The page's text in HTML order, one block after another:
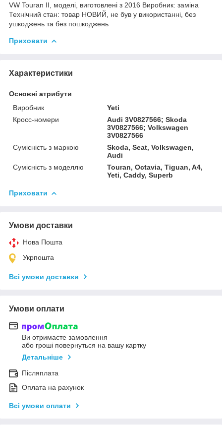
VW Touran II, моделі, виготовлені з 2016 Виробник: заміна
Технічний стан: товар НОВИЙ, не був у використанні, без
ушкоджень та без пошкоджень
Приховати
Характеристики
Основні атрибути
Виробник
Yeti
Кросс-номери
Audi 3V0827566; Skoda
3V0827566; Volkswagen
3V0827566
Сумісність з маркою
Skoda, Seat, Volkswagen,
Audi
Сумісність з моделлю
Touran, Octavia, Tiguan, A4,
Yeti, Caddy, Superb
Приховати
Умови доставки
Нова Пошта
Укрпошта
Всі умови доставки
Умови оплати
Ви отримаєте замовлення
або гроші повернуться на вашу картку
Детальніше
Післяплата
Оплата на рахунок
Всі умови оплати